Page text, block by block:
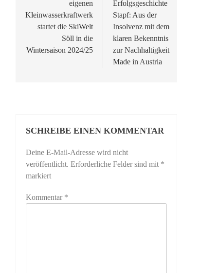
eigenen
Kleinwasserkraftwerk
startet die SkiWelt
Söll in die
Wintersaison 2024/25
Erfolgsgeschichte
Stapf: Aus der
Insolvenz mit dem
klaren Bekenntnis
zur Nachhaltigkeit
Made in Austria
SCHREIBE EINEN KOMMENTAR
Deine E-Mail-Adresse wird nicht
veröffentlicht. Erforderliche Felder sind mit *
markiert
Kommentar *